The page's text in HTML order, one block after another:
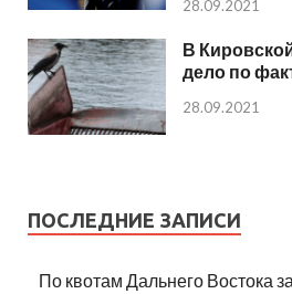
28.09.2021
В
дело по
28.09.2021
ПОСЛЕДНИЕ ЗАПИСИ
По квотам Дальнего Востока